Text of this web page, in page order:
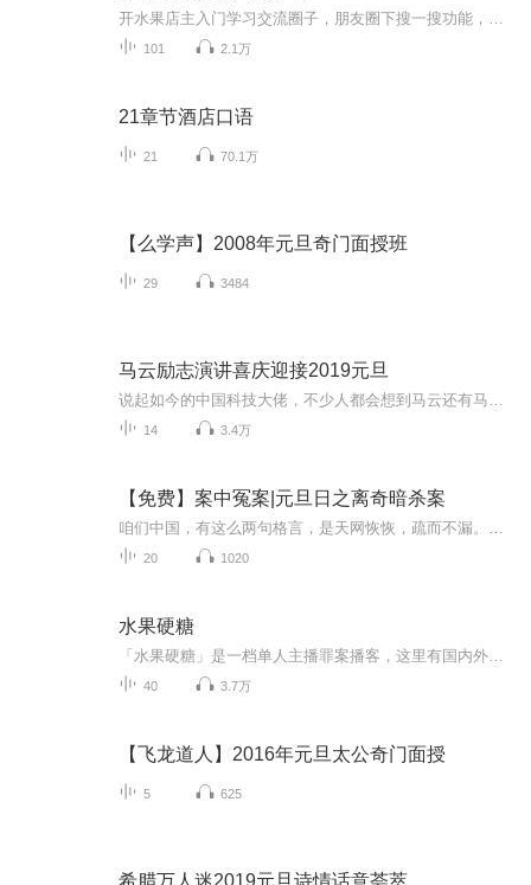
101 2.1万
21章节酒店口语
21 70.1万
【么学声】2008年元旦奇门面授班
29 3484
马云励志演讲喜庆迎接2019元旦
14 3.4万
【免费】案中冤案|元旦日之离奇暗杀案
20 1020
水果硬糖
40 3.7万
【飞龙道人】2016年元旦太公奇门面授
5 625
希腊万人迷2019元旦诗情话意荟萃